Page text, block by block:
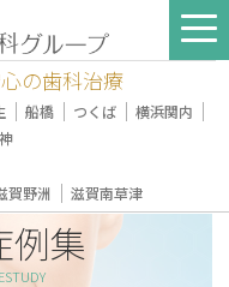
の歯科治療
｜ 船橋 ｜ つくば ｜ 横浜関内 ｜
賀野洲 ｜ 滋賀南草津
例集